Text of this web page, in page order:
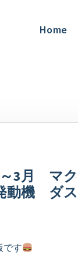
Home
1～3月 マ
機 ダス
です